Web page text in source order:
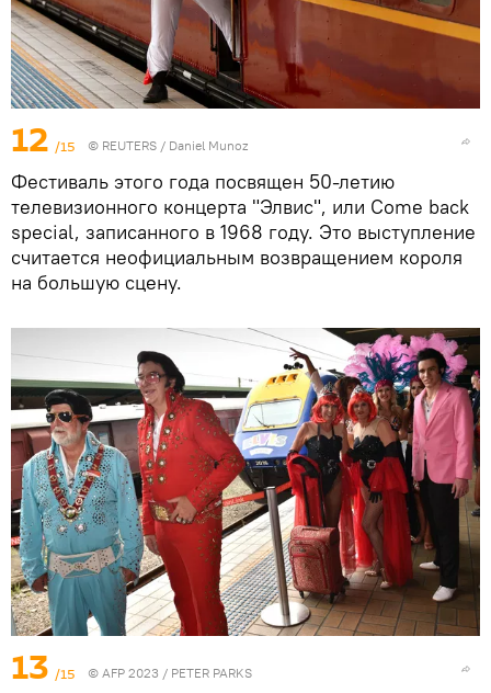
12 /15 © REUTERS / Daniel Munoz
Фестиваль этого года посвящен 50-летию
телевизионного концерта "Элвис", или Come back
special, записанного в 1968 году. Это выступление
считается неофициальным возвращением короля
на большую сцену.
13 /15 © AFP 2023 / PETER PARKS